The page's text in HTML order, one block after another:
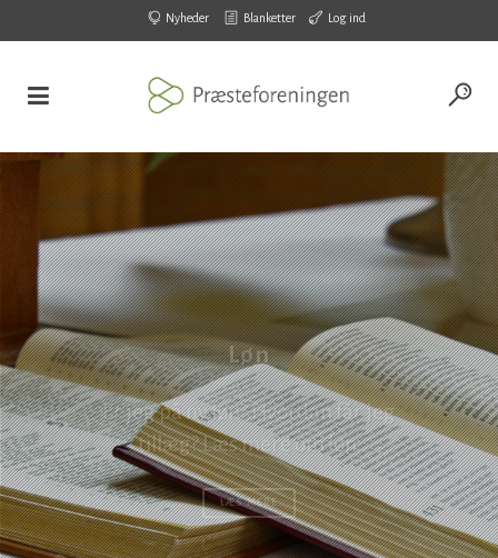
Nyheder Blanketter Log ind
Løn
Er jeg på ny løn? Hvordan får jeg
tillæg? Læs mere om løn.
LÆS MERE